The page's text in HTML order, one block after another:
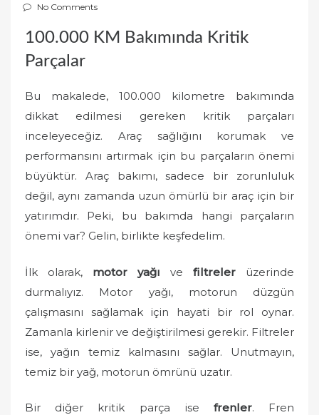
o
t
No Comments
100.000 KM Bakımında Kritik
Parçalar
Bu makalede, 100.000 kilometre bakımında
dikkat edilmesi gereken kritik parçaları
inceleyeceğiz. Araç sağlığını korumak ve
performansını artırmak için bu parçaların önemi
büyüktür. Araç bakımı, sadece bir zorunluluk
değil, aynı zamanda uzun ömürlü bir araç için bir
yatırımdır. Peki, bu bakımda hangi parçaların
önemi var? Gelin, birlikte keşfedelim.
İlk olarak, motor yağı ve filtreler üzerinde
durmalıyız. Motor yağı, motorun düzgün
çalışmasını sağlamak için hayati bir rol oynar.
Zamanla kirlenir ve değiştirilmesi gerekir. Filtreler
ise, yağın temiz kalmasını sağlar. Unutmayın,
temiz bir yağ, motorun ömrünü uzatır.
Bir diğer kritik parça ise frenler. Fren